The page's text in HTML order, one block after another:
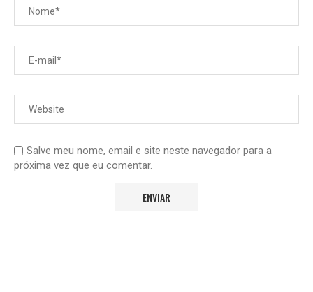
Salve meu nome, email e site neste navegador para a
próxima vez que eu comentar.